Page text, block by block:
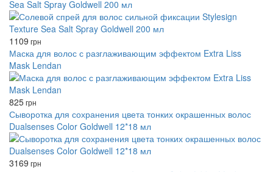
Sea Salt Spray Goldwell 200 мл
1109 грн
Маска для волос с разглаживающим эффектом Extra Liss
Mask Lendan
825грн
Сыворотка для сохранения цвета тонких окрашенных волос
Dualsenses Color Goldwell 12*18 мл
3169 грн